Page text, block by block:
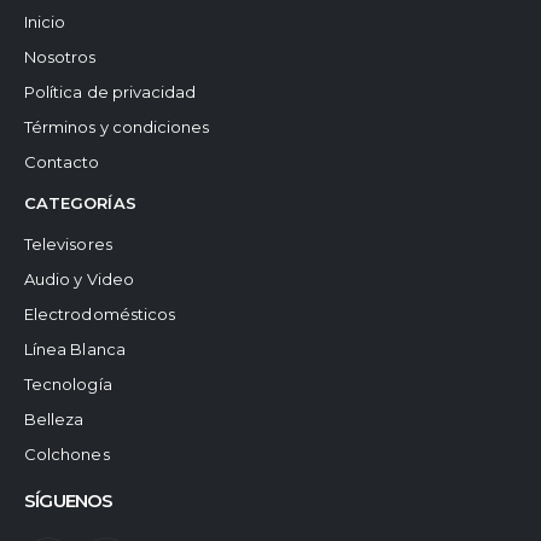
Inicio
Nosotros
Política de privacidad
Términos y condiciones
Contacto
CATEGORÍAS
Televisores
Audio y Video
Electrodomésticos
Línea Blanca
Tecnología
Belleza
Colchones
SÍGUENOS